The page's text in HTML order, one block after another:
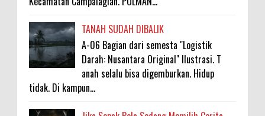
TANAH SUDAH DIBALIK
A-06 Bagian dari semesta "Logistik
Darah: Nusantara Original" Ilustrasi. T
anah selalu bisa digemburkan. Hidup
tidak. Di kampun...